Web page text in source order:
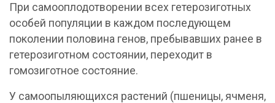
При самооплодотворении всех гетерозиготных
особей популяции в каждом последующем
поколении половина генов, пребывавших ранее в
гетерозиготном состоянии, переходит в
гомозиготное состояние.
У самоопыляющихся растений (пшеницы, ячменя,